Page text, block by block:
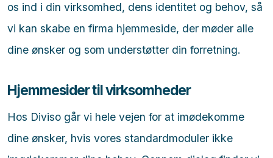
os ind i din virksomhed, dens identitet og behov, så
vi kan skabe en firma hjemmeside, der møder alle
dine ønsker og som understøtter din forretning.
Hjemmesider til virksomheder
Hos Diviso går vi hele vejen for at imødekomme
dine ønsker, hvis vores standardmoduler ikke